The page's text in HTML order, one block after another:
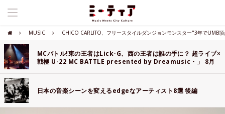
MUSIC CHICO CARLITO、フリースタイルダンジョンモンスター"3年でUMB
MCバトル!東の王者はLick-G、西の王者は誰の手に？ 超ライブ×
戦極 U-22 MC BATTLE presented by Dreamusic・」 8月
日本の音楽シーンを変えるedgeなアーティスト8選 後編